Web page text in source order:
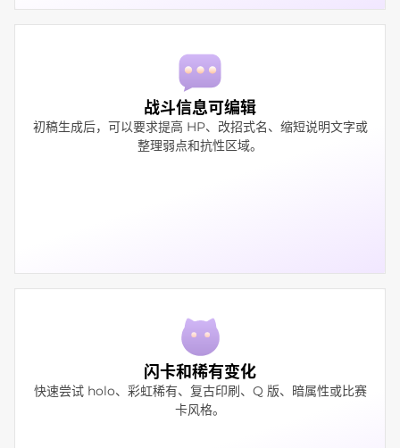
战斗信息可编辑
初稿生成后，可以要求提高 HP、改招式名、缩短说明文字或
整理弱点和抗性区域。
闪卡和稀有变化
快速尝试 holo、彩虹稀有、复古印刷、Q 版、暗属性或比赛
卡风格。